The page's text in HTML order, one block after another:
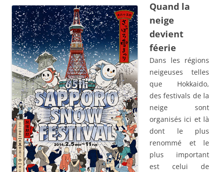
Quand la
neige
devient
féerie
Dans les régions
neigeuses telles
que Hokkaido,
des festivals de la
neige sont
organisés ici et là
dont le plus
renommé et le
plus important
est celui de